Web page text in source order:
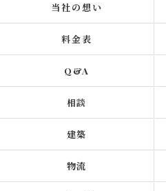
当社の想い
料金表
Q&A
相談
建築
物流